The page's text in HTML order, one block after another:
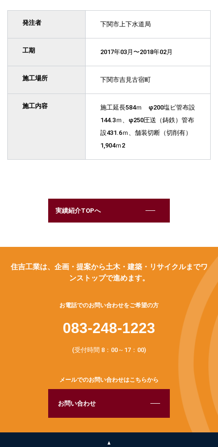
発注者 下関市上下水道局
工期 2017年03月〜2018年02月
施工場所 下関市吉見古宿町
施工内容
施工延長584ｍ φ200塩ビ管布設
144.3ｍ、φ250圧送（鋳鉄）管布
設431.6ｍ、舗装切断（切削有）
1,904ｍ2
実績紹介TOPへ
住吉工業は、企画・提案から土木・建築・リサイクルまでワ
ンストップで進めます。
お電話でのお問い合わせをご希望の方
083-248-1223
(受付時間 8：00～17：00)
メールでのお問い合わせはこちらから
お問い合わせ